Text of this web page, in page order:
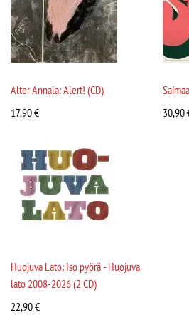
Alter Annala: Alert! (CD)
17,90€
30,90
Huojuva Lato: Iso pyörä - Huojuva
lato 2008-2026 (2 CD)
22,90€